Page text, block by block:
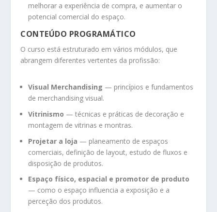
melhorar a experiência de compra, e aumentar o
potencial comercial do espaço.
CONTEÚDO PROGRAMÁTICO
O curso está estruturado em vários módulos, que
abrangem diferentes vertentes da profissão:
Visual Merchandising — princípios e fundamentos
de merchandising visual.
Vitrinismo — técnicas e práticas de decoração e
montagem de vitrinas e montras.
Projetar a loja — planeamento de espaços
comerciais, definição de layout, estudo de fluxos e
disposição de produtos.
Espaço físico, espacial e promotor de produto
— como o espaço influencia a exposição e a
perceção dos produtos.